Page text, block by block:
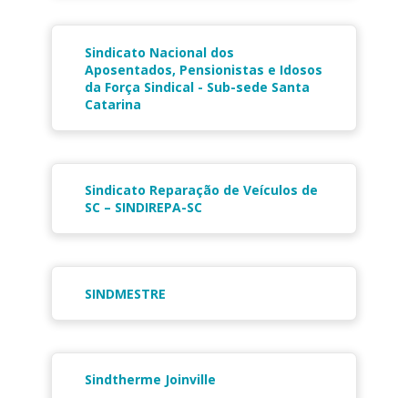
Sindicato Nacional dos
Aposentados, Pensionistas e Idosos
da Força Sindical - Sub-sede Santa
Catarina
Sindicato Reparação de Veículos de
SC – SINDIREPA-SC
SINDMESTRE
Sindtherme Joinville